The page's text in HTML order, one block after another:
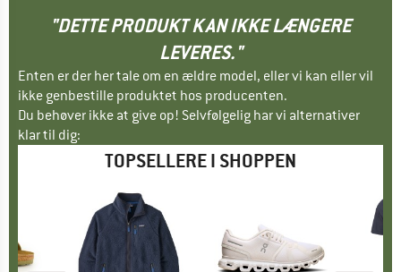
"DETTE PRODUKT KAN IKKE LÆNGERE
LEVERES."
Enten er der her tale om en ældre model, eller vi kan eller vil
ikke genbestille produktet hos producenten.
Du behøver ikke at give op! Selvfølgelig har vi alternativer
klar til dig:
TOPSELLERE I SHOPPEN